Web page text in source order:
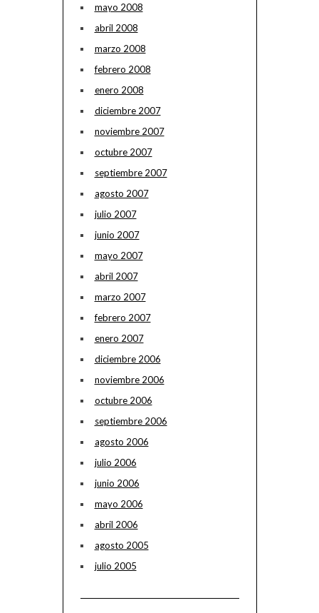
mayo 2008
abril 2008
marzo 2008
febrero 2008
enero 2008
diciembre 2007
noviembre 2007
octubre 2007
septiembre 2007
agosto 2007
julio 2007
junio 2007
mayo 2007
abril 2007
marzo 2007
febrero 2007
enero 2007
diciembre 2006
noviembre 2006
octubre 2006
septiembre 2006
agosto 2006
julio 2006
junio 2006
mayo 2006
abril 2006
agosto 2005
julio 2005